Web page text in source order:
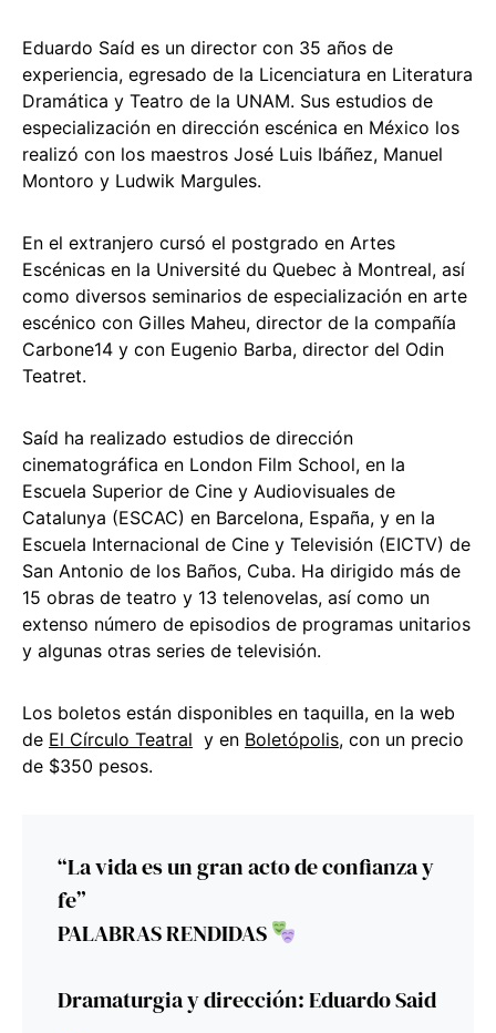
Eduardo Saíd es un director con 35 años de
experiencia, egresado de la Licenciatura en Literatura
Dramática y Teatro de la UNAM. Sus estudios de
especialización en dirección escénica en México los
realizó con los maestros José Luis Ibáñez, Manuel
Montoro y Ludwik Margules.
En el extranjero cursó el postgrado en Artes
Escénicas en la Université du Quebec à Montreal, así
como diversos seminarios de especialización en arte
escénico con Gilles Maheu, director de la compañía
Carbone14 y con Eugenio Barba, director del Odin
Teatret.
Saíd ha realizado estudios de dirección
cinematográfica en London Film School, en la
Escuela Superior de Cine y Audiovisuales de
Catalunya (ESCAC) en Barcelona, España, y en la
Escuela Internacional de Cine y Televisión (EICTV) de
San Antonio de los Baños, Cuba. Ha dirigido más de
15 obras de teatro y 13 telenovelas, así como un
extenso número de episodios de programas unitarios
y algunas otras series de televisión.
Los boletos están disponibles en taquilla, en la web
de El Círculo Teatral y en Boletópolis, con un precio
de $350 pesos.
“La vida es un gran acto de confianza y
fe”
PALABRAS RENDIDAS
Dramaturgia y dirección: Eduardo Said